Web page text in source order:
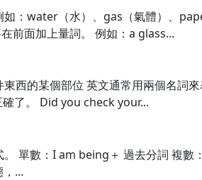
：water（水）、gas（氣體）、
前面加上量詞。 例如：a glass...
西的某個部位 英文通常用兩個名詞
了。 Did you check your...
單數：I am being＋ 過去分詞 複
...